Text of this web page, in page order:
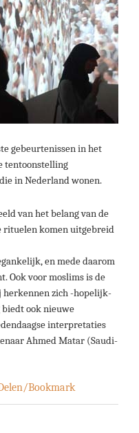
gebeurtenissen in het
tentoonstelling
in Nederland wonen.
van het belang van de
rituelen komen uitgebreid
en mede daarom
Ook voor moslims is de
zich -hopelijk-
ook nieuwe
interpretaties
Ahmed Matar (Saudi-
Bookmark